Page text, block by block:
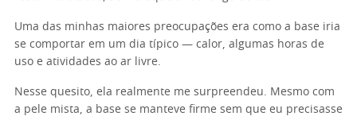
Uma das minhas maiores preocupações era como a base iria
se comportar em um dia típico — calor, algumas horas de
uso e atividades ao ar livre.
Nesse quesito, ela realmente me surpreendeu. Mesmo com
a pele mista, a base se manteve firme sem que eu precisasse